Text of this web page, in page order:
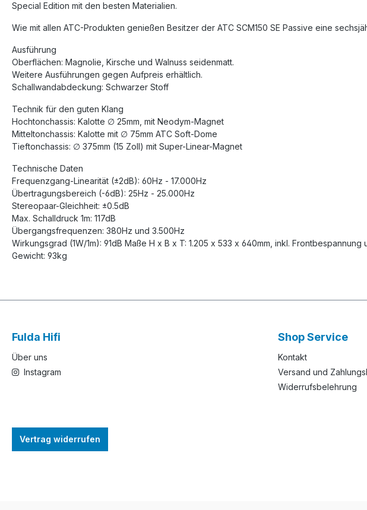
Special Edition mit den besten Materialien.
Wie mit allen ATC-Produkten genießen Besitzer der ATC SCM150 SE Passive eine
Ausführung
Oberflächen: Magnolie, Kirsche und Walnuss seidenmatt.
Weitere Ausführungen gegen Aufpreis erhältlich.
Schallwandabdeckung: Schwarzer Stoff
Technik für den guten Klang
Hochtonchassis: Kalotte ∅ 25mm, mit Neodym-Magnet
Mitteltonchassis: Kalotte mit ∅ 75mm ATC Soft-Dome
Tieftonchassis: ∅ 375mm (15 Zoll) mit Super-Linear-Magnet
Technische Daten
Frequenzgang-Linearität (±2dB): 60Hz - 17.000Hz
Übertragungsbereich (-6dB): 25Hz - 25.000Hz
Stereopaar-Gleichheit: ±0.5dB
Max. Schalldruck 1m: 117dB
Übergangsfrequenzen: 380Hz und 3.500Hz
Wirkungsgrad (1W/1m): 91dB Maße H x B x T: 1.205 x 533 x 640mm, inkl. Frontbespannung
Gewicht: 93kg
Fulda Hifi
Über uns
Instagram
Shop Service
Kontakt
Versand und
Widerrufsbelehrung
Vertrag widerrufen